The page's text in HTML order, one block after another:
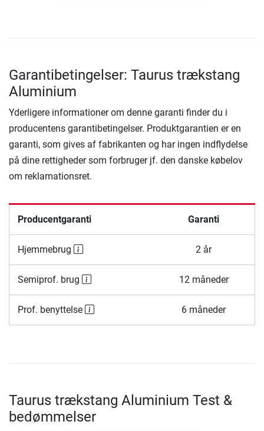
Garantibetingelser: Taurus trækstang
Aluminium
Yderligere informationer om denne garanti finder du i
producentens garantibetingelser. Produktgarantien er en
garanti, som gives af fabrikanten og har ingen indflydelse
på dine rettigheder som forbruger jf. den danske købelov
om reklamationsret.
Producentgaranti Garanti
Hjemmebrug 2 år
Semiprof. brug 12 måneder
Prof. benyttelse 6 måneder
Taurus trækstang Aluminium Test &
bedømmelser